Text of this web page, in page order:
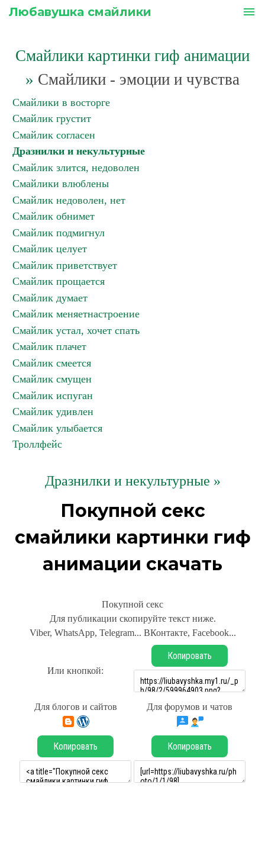
Любавушка смайлики menu
Смайлики картинки гиф анимации
» Смайлики - эмоции и чувства
Смайлики в восторге
Смайлик грустит
Смайлик согласен
Дразнилки и некультурные
Смайлик злится, недоволен
Смайлики влюблены
Смайлик недоволен, нет
Смайлик обнимет
Смайлик подмигнул
Смайлик целует
Смайлик приветствует
Смайлик прощается
Смайлик думает
Смайлик меняетнастроение
Смайлик устал, хочет спать
Смайлик плачет
Смайлик смеется
Смайлик смущен
Смайлик испуган
Смайлик удивлен
Смайлик улыбается
Троллфейс
Дразнилки и некультурные »
Покупной секс
смайлики картинки гиф
анимации скачать
Покупной секс
Для публикации скопируйте текст ниже.
Viber, WhatsApp, Telegram... ВКонтакте, Facebook...
Или кнопкой:
Копировать
Для блогов и сайтов Для форумов и чатов
Копировать Копировать